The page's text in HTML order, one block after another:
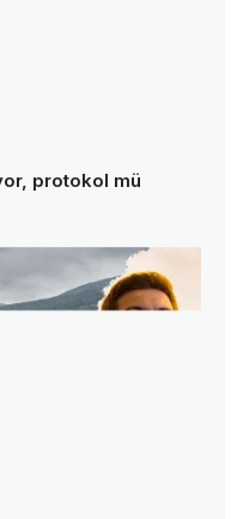
protokol mü